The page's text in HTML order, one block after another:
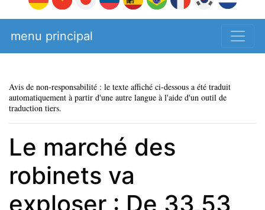
menu principal
Avis de non-responsabilité : le texte affiché ci-dessous a été traduit
automatiquement à partir d'une autre langue à l'aide d'un outil de
traduction tiers.
Le marché des
robinets va
exploser : De 33,53